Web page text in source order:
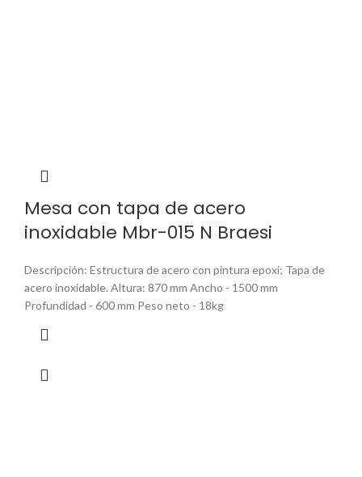
Mesa con tapa de acero
inoxidable Mbr-015 N Braesi
Descripción: Estructura de acero con pintura epoxi; Tapa de
acero inoxidable. Altura: 870 mm Ancho - 1500 mm
Profundidad - 600 mm Peso neto - 18kg